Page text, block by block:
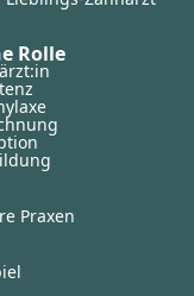
Rolle
Praxen